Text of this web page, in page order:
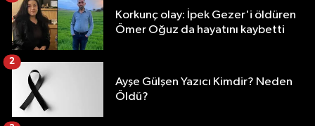
Korkunç olay: İpek Gezer'i öldüren
Ömer Oğuz da hayatını kaybetti
Ayşe Gülşen Yazıcı Kimdir? Neden
Öldü?
2